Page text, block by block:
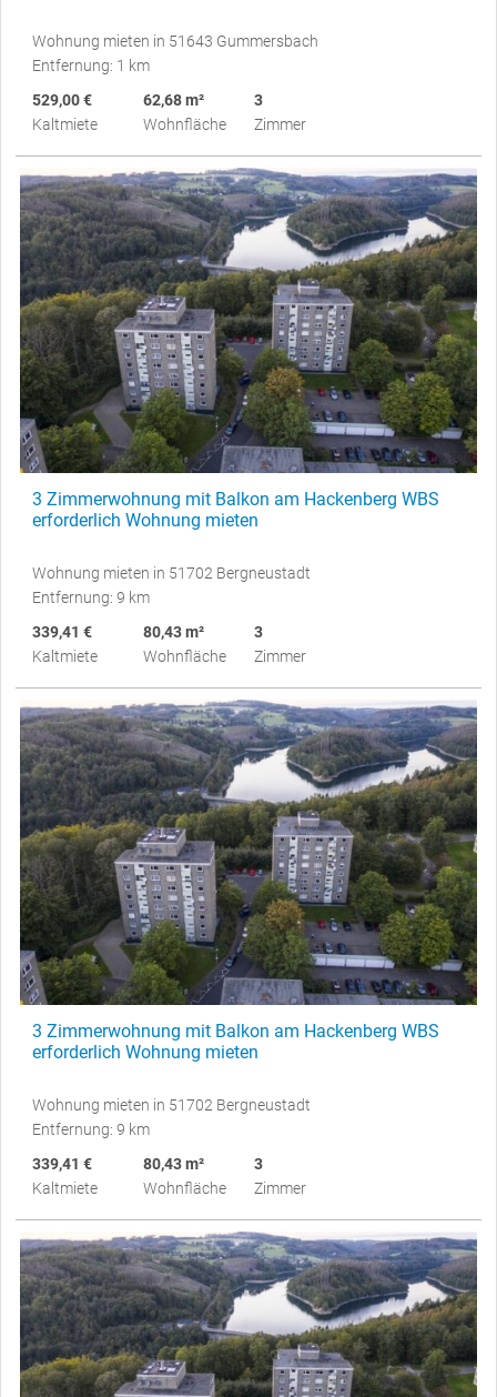
Wohnung mieten in 51643 Gummersbach
Entfernung: 1 km
529,00 €
Kaltmiete
62,68 m²
Wohnfläche
3
Zimmer
3 Zimmerwohnung mit Balkon am Hackenberg WBS
erforderlich Wohnung mieten
Wohnung mieten in 51702 Bergneustadt
Entfernung: 9 km
339,41 €
Kaltmiete
80,43 m²
Wohnfläche
3
Zimmer
3 Zimmerwohnung mit Balkon am Hackenberg WBS
erforderlich Wohnung mieten
Wohnung mieten in 51702 Bergneustadt
Entfernung: 9 km
339,41 €
Kaltmiete
80,43 m²
Wohnfläche
3
Zimmer